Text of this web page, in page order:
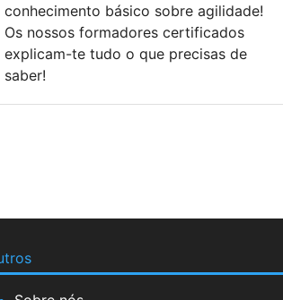
conhecimento básico sobre agilidade!
Os nossos formadores certificados
explicam-te tudo o que precisas de
saber!